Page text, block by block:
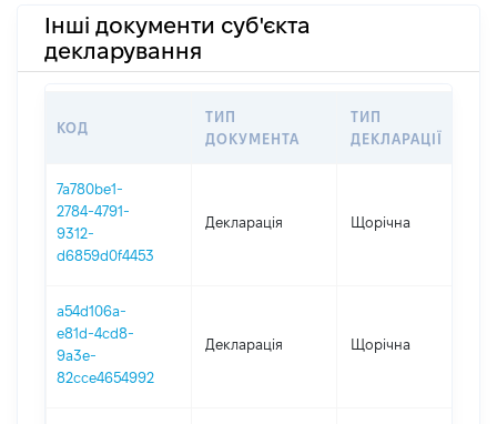
Інші документи суб'єкта
декларування
КОД
ТИП
ДОКУМЕНТА
ТИП
ДЕКЛАРАЦІЇ
7a780be1-
2784-4791-
9312-
d6859d0f4453
Декларація Щорічна
a54d106a-
e81d-4cd8-
9a3e-
82cce4654992
Декларація Щорічна